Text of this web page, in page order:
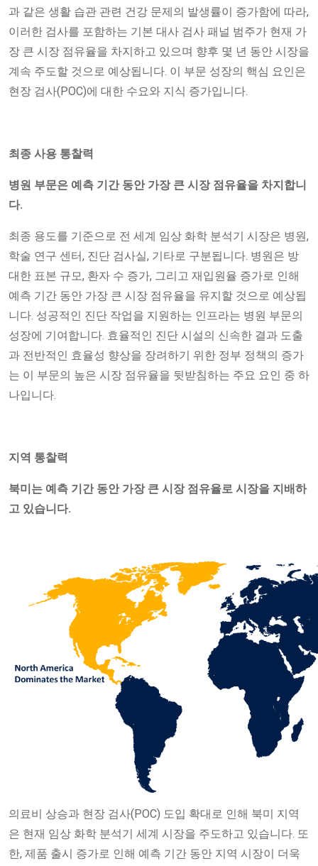
과 같은 생활 습관 관련 건강 문제의 발생률이 증가함에 따라,
이러한 검사를 포함하는 기본 대사 검사 패널 범주가 현재 가
장 큰 시장 점유율을 차지하고 있으며 향후 몇 년 동안 시장을
계속 주도할 것으로 예상됩니다. 이 부문 성장의 핵심 요인은
현장 검사(POC)에 대한 수요와 지식 증가입니다.
최종 사용 통찰력
병원 부문은 예측 기간 동안 가장 큰 시장 점유율을 차지합니
다.
최종 용도를 기준으로 전 세계 임상 화학 분석기 시장은 병원,
학술 연구 센터, 진단 검사실, 기타로 구분됩니다. 병원은 방
대한 표본 규모, 환자 수 증가, 그리고 재입원율 증가로 인해
예측 기간 동안 가장 큰 시장 점유율을 유지할 것으로 예상됩
니다. 성공적인 진단 작업을 지원하는 인프라는 병원 부문의
성장에 기여합니다. 효율적인 진단 시설의 신속한 결과 도출
과 전반적인 효율성 향상을 장려하기 위한 정부 정책의 증가
는 이 부문의 높은 시장 점유율을 뒷받침하는 주요 요인 중 하
나입니다.
지역 통찰력
북미는 예측 기간 동안 가장 큰 시장 점유율로 시장을 지배하
고 있습니다.
의료비 상승과 현장 검사(POC) 도입 확대로 인해 북미 지역
은 현재 임상 화학 분석기 세계 시장을 주도하고 있습니다. 또
한, 제품 출시 증가로 인해 예측 기간 동안 지역 시장이 더욱